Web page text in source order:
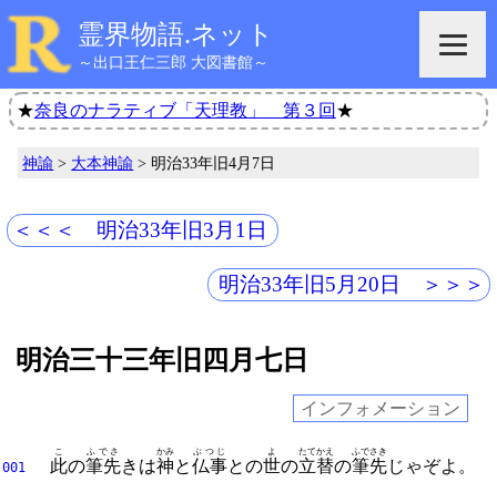
霊界物語.ネット
～出口王仁三郎 大図書館～
★奈良のナラティブ「天理教」 第３回 ★
神諭 > 大本神諭 > 明治33年旧4月7日
＜＜＜ 明治33年旧3月1日
明治33年旧5月20日 ＞＞＞
明治三十三年旧四月七日
インフォメーション
001 此
こ
の筆先
ふでさ
きは神
かみ
と仏事
ぶつじ
との世
よ
の立替
たてかえ
の筆先
ふでさき
じゃぞよ。